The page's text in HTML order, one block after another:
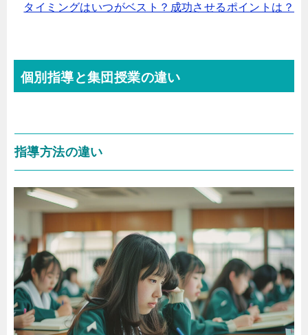
タイミングはいつがベスト？成功させるポイントは？
個別指導と集団授業の違い
指導方法の違い